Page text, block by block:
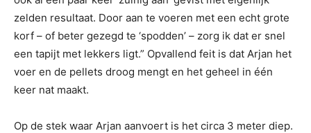
zelden resultaat. Door aan te voeren met een echt grote
korf – of beter gezegd te ‘spodden’ – zorg ik dat er snel
een tapijt met lekkers ligt.” Opvallend feit is dat Arjan het
voer en de pellets droog mengt en het geheel in één
keer nat maakt.
Op de stek waar Arjan aanvoert is het circa 3 meter diep.